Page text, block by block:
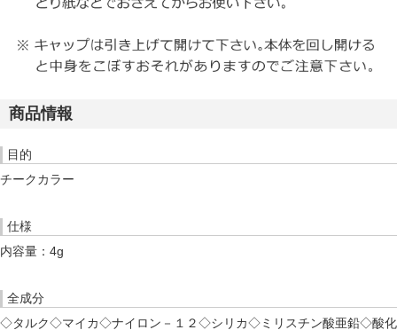
商品情報
目的
チークカラー
仕様
内容量：4g
全成分
◇タルク◇マイカ◇ナイロン－１２◇シリカ◇ミリスチン酸亜鉛◇酸化